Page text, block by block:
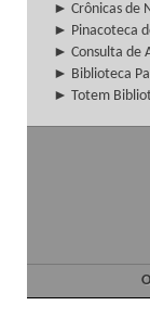
► Crônicas de
► Pinacoteca
► Consulta de
► Biblioteca
► Totem